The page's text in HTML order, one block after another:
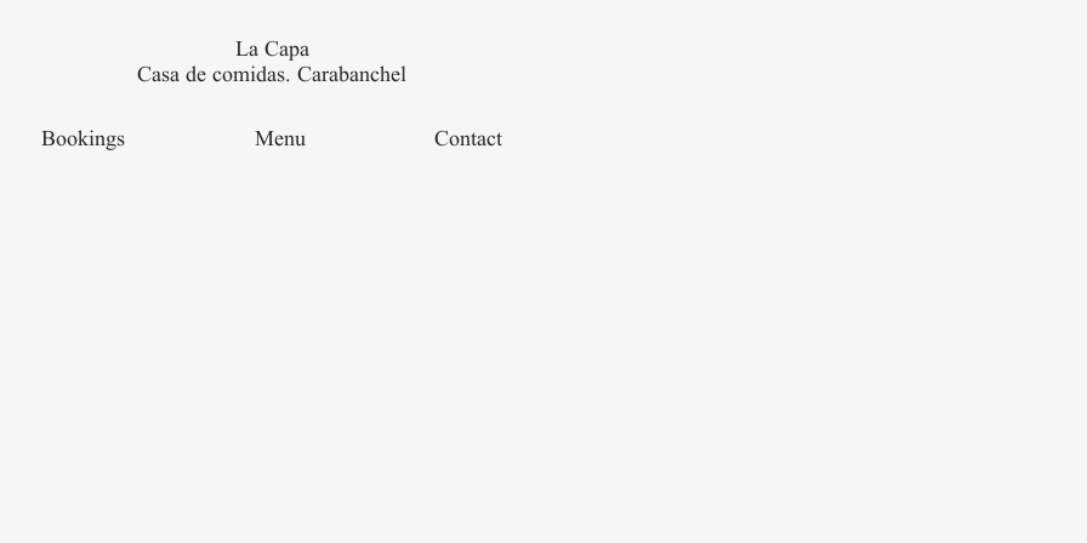
La Capa
Casa de comidas. Carabanchel
Bookings Menu Contact